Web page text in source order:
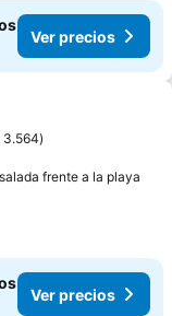
Ver precios
3.564
frente a la playa
Ver precios